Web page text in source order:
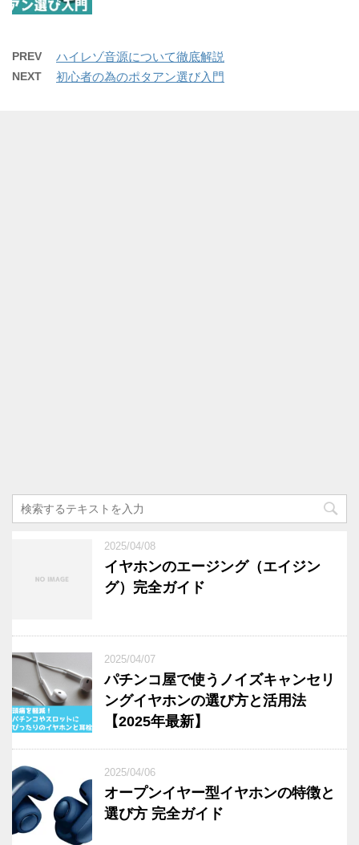
PREV ハイレゾ音源について徹底解説
NEXT 初心者の為のポタアン選び入門
2025/04/08
イヤホンのエージング（エイジン
グ）完全ガイド
2025/04/07
パチンコ屋で使うノイズキャンセリ
ングイヤホンの選び方と活用法
【2025年最新】
2025/04/06
オープンイヤー型イヤホンの特徴と
選び方 完全ガイド